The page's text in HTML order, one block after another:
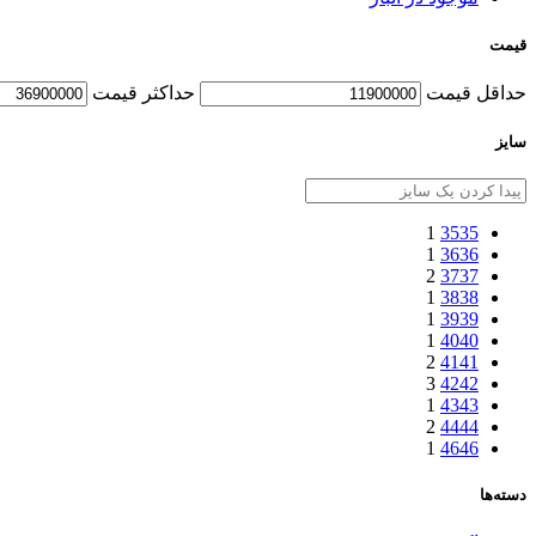
قیمت
حداقل قیمت حداكثر قيمت
سایز
3535
1
3636
1
3737
2
3838
1
3939
1
4040
1
4141
2
4242
3
4343
1
4444
2
4646
1
دسته‌ها